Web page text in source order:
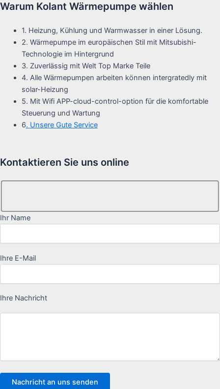
Warum Kolant Wärmepumpe wählen
1. Heizung, Kühlung und Warmwasser in einer Lösung.
2. Wärmepumpe im europäischen Stil mit Mitsubishi-
Technologie im Hintergrund
3. Zuverlässig mit Welt Top Marke Teile
4. Alle Wärmepumpen arbeiten können intergratedly mit
solar-Heizung
5. Mit Wifi APP-cloud-control-option für die komfortable
Steuerung und Wartung
6. Unsere Gute Service
Kontaktieren Sie uns online
Ihr Name
Ihre E-Mail
Ihre Nachricht